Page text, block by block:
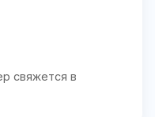
свяжется в